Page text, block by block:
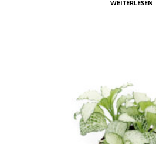
WEITERLESEN